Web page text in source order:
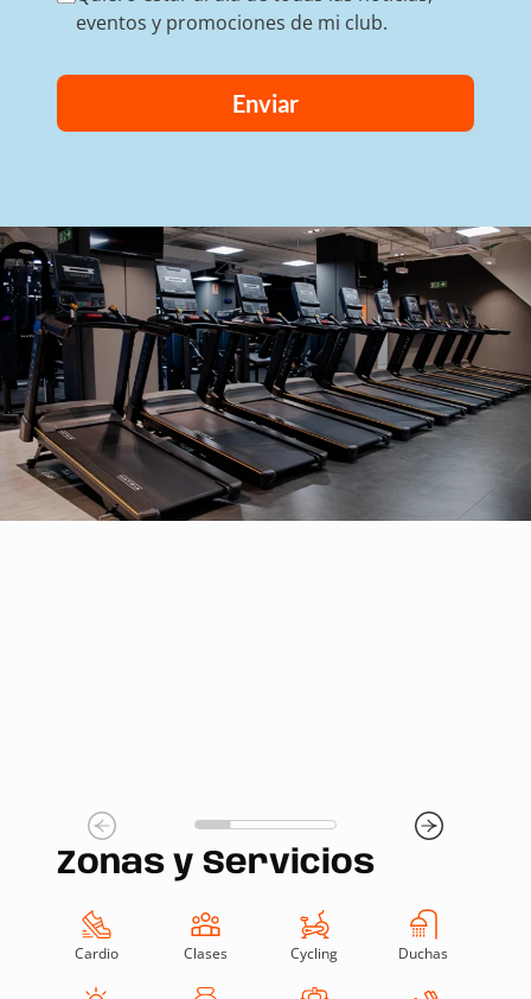
eventos y promociones de mi club.
Zonas y Servicios
Cardio Clases Cycling Duchas